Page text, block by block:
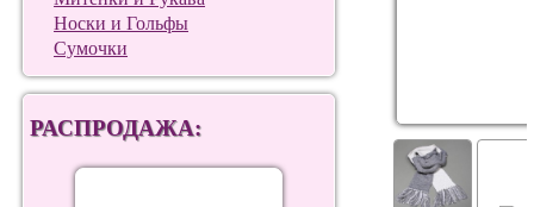
Носки и Гольфы
Сумочки
РАСПРОДАЖА: